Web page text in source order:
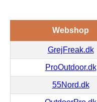
Webshop
GrejFreak.dk
ProOutdoor.dk
55Nord.dk